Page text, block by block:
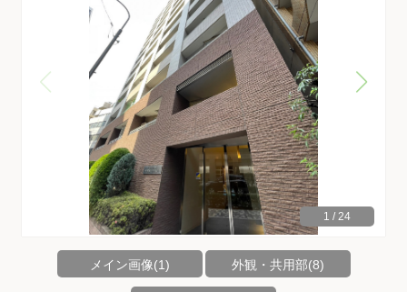
1 / 24
メイン画像(1) 外観・共用部(8)